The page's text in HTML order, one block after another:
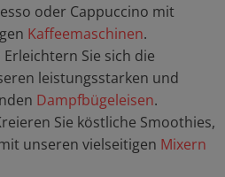
oder Cappuccino mit
Kaffeemaschinen.
Erleichtern Sie sich die
leistungsstarken und
Dampfbügeleisen.
Sie köstliche Smoothies,
unseren vielseitigen Mixern